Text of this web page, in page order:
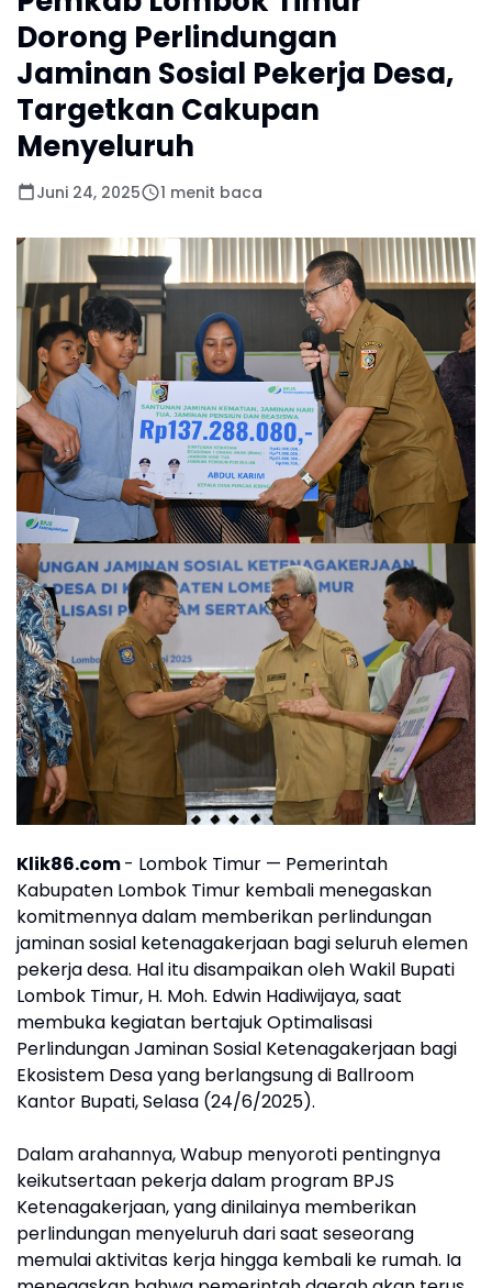
Dorong Perlindungan
Jaminan Sosial Pekerja Desa,
Targetkan Cakupan
Menyeluruh
Juni 24, 2025 1 menit baca
Klik86.com- Lombok Timur — Pemerintah
Kabupaten Lombok Timur kembali menegaskan
komitmennya dalam memberikan perlindungan
jaminan sosial ketenagakerjaan bagi seluruh elemen
pekerja desa. Hal itu disampaikan oleh Wakil Bupati
Lombok Timur, H. Moh. Edwin Hadiwijaya, saat
membuka kegiatan bertajuk Optimalisasi
Perlindungan Jaminan Sosial Ketenagakerjaan bagi
Ekosistem Desa yang berlangsung di Ballroom
Kantor Bupati, Selasa (24/6/2025).
Dalam arahannya, Wabup menyoroti pentingnya
keikutsertaan pekerja dalam program BPJS
Ketenagakerjaan, yang dinilainya memberikan
perlindungan menyeluruh dari saat seseorang
memulai aktivitas kerja hingga kembali ke rumah. Ia